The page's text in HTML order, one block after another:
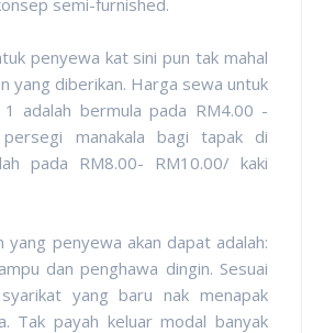
semi-furnished.
penyewa kat sini pun tak mahal
yang diberikan. Harga sewa untuk
adalah bermula pada RM4.00 -
manakala bagi tapak di
pada RM8.00- RM10.00/ kaki
yang penyewa akan dapat adalah:
dan penghawa dingin. Sesuai
yang baru nak menapak
Tak payah keluar modal banyak